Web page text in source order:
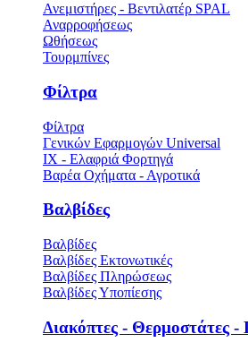
Ανεμιστήρες - Βεντιλατέρ SPAL
Αναρροφήσεως
Ωθήσεως
Τουρμπίνες
Φίλτρα
Φίλτρα
Γενικών Εφαρμογών Universal
ΙΧ - Ελαφριά Φορτηγά
Βαρέα Οχήματα - Αγροτικά
Βαλβίδες
Βαλβίδες
Βαλβίδες Εκτονωτικές
Βαλβίδες Πληρώσεως
Βαλβίδες Υποπίεσης
Διακόπτες - Θερμοστάτες -